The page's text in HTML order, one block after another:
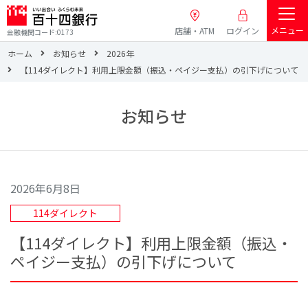
金融機関コード:0173 店舗・ATM ログイン
メニュー
ホーム
お知らせ
2026年
【114ダイレクト】利用上限金額（振込・ペイジー支払）の引下げについて
お知らせ
2026年6月8日
114ダイレクト
【114ダイレクト】利用上限金額（振込・
ペイジー支払）の引下げについて